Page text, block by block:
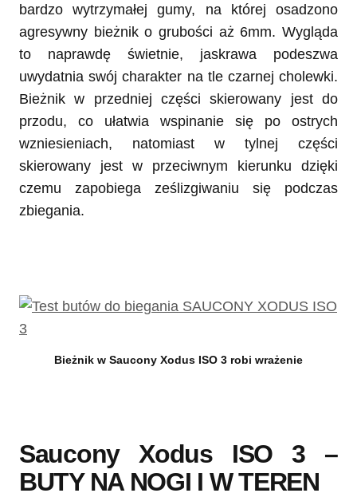
bardzo wytrzymałej gumy, na której osadzono
agresywny bieżnik o grubości aż 6mm. Wygląda
to naprawdę świetnie, jaskrawa podeszwa
uwydatnia swój charakter na tle czarnej cholewki.
Bieżnik w przedniej części skierowany jest do
przodu, co ułatwia wspinanie się po ostrych
wzniesieniach, natomiast w tylnej części
skierowany jest w przeciwnym kierunku dzięki
czemu zapobiega ześlizgiwaniu się podczas
zbiegania.
Bieżnik w Saucony Xodus ISO 3 robi wrażenie
Saucony Xodus ISO 3 –
BUTY NA NOGI I W TEREN